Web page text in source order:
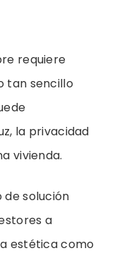
requiere
tan sencillo
la privacidad
vivienda.
solución
a
estética como